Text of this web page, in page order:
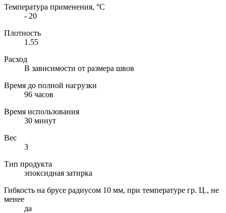
Температура применения, °С
- 20
Плотность
1.55
Расход
В зависимости от размера швов
Время до полной нагрузки
96 часов
Время использования
30 минут
Вес
3
Тип продукта
эпоксидная затирка
Гибкость на брусе радиусом 10 мм, при температуре гр. Ц., не
менее
да